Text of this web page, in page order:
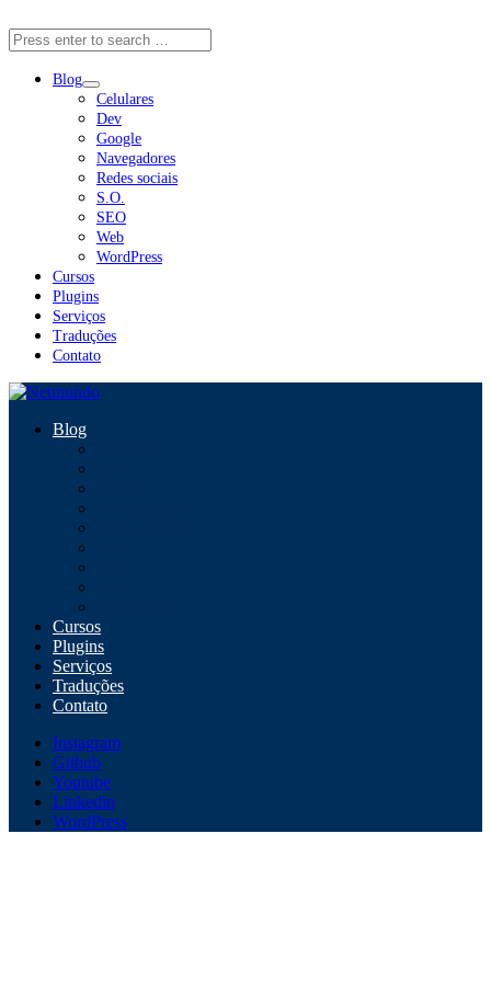
Blog
Celulares
Dev
Google
Navegadores
Redes sociais
S.O.
SEO
Web
WordPress
Cursos
Plugins
Serviços
Traduções
Contato
Blog
Cursos
Plugins
Serviços
Traduções
Contato
Instagram
Github
Youtube
Linkedin
WordPress